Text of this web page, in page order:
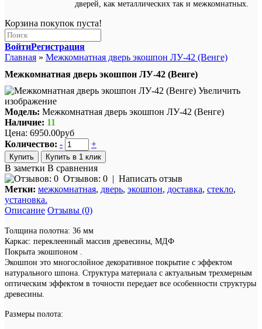
дверей, как металлических так и межкомнатных.
Корзина покупок пуста!
ВойтиРегистрация
Главная » Межкомнатная дверь экошпон ЛУ-42 (Венге)
Межкомнатная дверь экошпон ЛУ-42 (Венге)
Увеличить
изображение
Модель: Межкомнатная дверь экошпон ЛУ-42 (Венге)
Наличие: 11
Цена: 6950.00руб
Количество: - +
Купить в 1 клик
В заметки В сравнения
Отзывов: 0 | Написать отзыв
Метки: межкомнатная, дверь, экошпон, доставка, стекло,
установка.
Описание Отзывы (0)
Толщина полотна: 36 мм
Каркас: переклеенный массив древесины, МДФ
Покрыта экошпоном .
Экошпон это многослойное декоративное покрытие с эффектом
натурального шпона. Структура материала с актуальным трехмерным
оптическим эффектом в точности передает все особенности структуры
древесины.
Размеры полота: